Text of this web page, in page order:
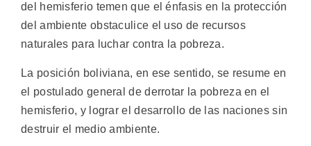
del hemisferio temen que el énfasis en la protección
del ambiente obstaculice el uso de recursos
naturales para luchar contra la pobreza.
La posición boliviana, en ese sentido, se resume en
el postulado general de derrotar la pobreza en el
hemisferio, y lograr el desarrollo de las naciones sin
destruir el medio ambiente.